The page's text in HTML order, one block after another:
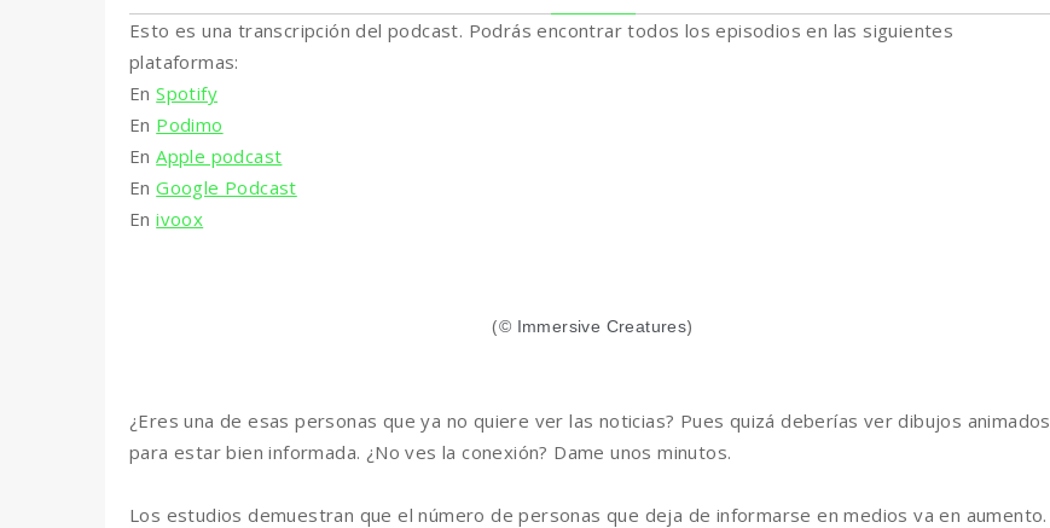
Esto es una transcripción del podcast. Podrás encontrar todos los episodios en las siguientes
plataformas:
EnSpotify
En Podimo
EnApple podcast
EnGoogle Podcast
Enivoox
(© Immersive Creatures)
¿Eres una de esas personas que ya no quiere ver las noticias? Pues quizá deberías ver dibujos animados
para estar bien informada. ¿No ves la conexión? Dame unos minutos.
Los estudios demuestran que el número de personas que deja de informarse en medios va en aumento.